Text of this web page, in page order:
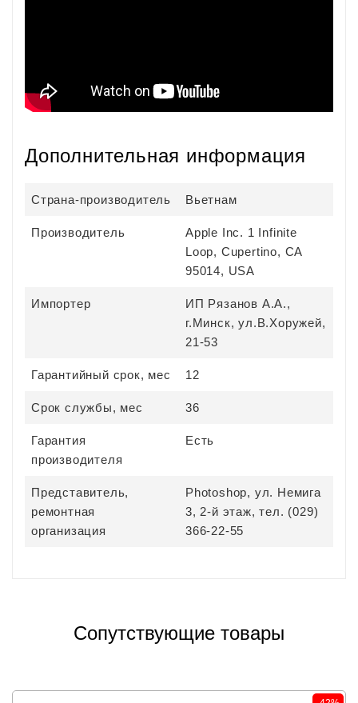
Дополнительная информация
Страна-производитель Вьетнам
Производитель
Apple Inc. 1 Infinite
Loop, Cupertino, CA
95014, USA
Импортер
ИП Рязанов А.А.,
г.Минск, ул.В.Хоружей,
21-53
Гарантийный срок, мес 12
Срок службы, мес 36
Гарантия
производителя
Есть
Представитель,
ремонтная
организация
Photoshop, ул. Немига
3, 2-й этаж, тел. (029)
366-22-55
Сопутствующие товары